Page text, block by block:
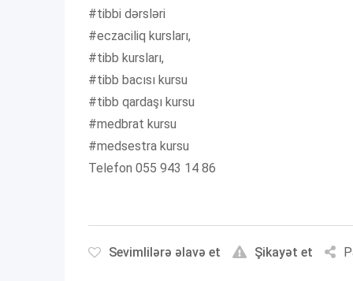
#tibbi dərsləri
#eczaciliq kursları,
#tibb kursları,
#tibb bacısı kursu
#tibb qardaşı kursu
#medbrat kursu
#medsestra kursu
Telefon 055 943 14 86
Sevimlilərə əlavə et Şikayət et